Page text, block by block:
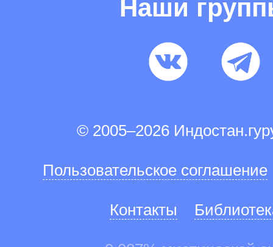
Наши
© 2005–2026
Пользовательское соглашение
Контакты